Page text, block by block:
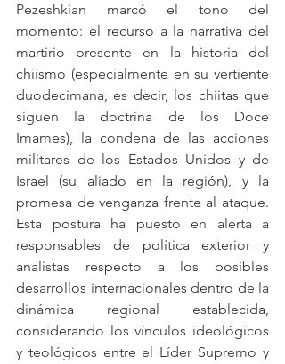
Pezeshkian marcó el tono del
momento: el recurso a la narrativa del
martirio presente en la historia del
chiismo (especialmente en su vertiente
duodecimana, es decir, los chiitas que
siguen la doctrina de los Doce
Imames), la condena de las acciones
militares de los Estados Unidos y de
Israel (su aliado en la región), y la
promesa de venganza frente al ataque.
Esta postura ha puesto en alerta a
responsables de política exterior y
analistas respecto a los posibles
desarrollos internacionales dentro de la
dinámica regional establecida,
considerando los vínculos ideológicos
y teológicos entre el Líder Supremo y